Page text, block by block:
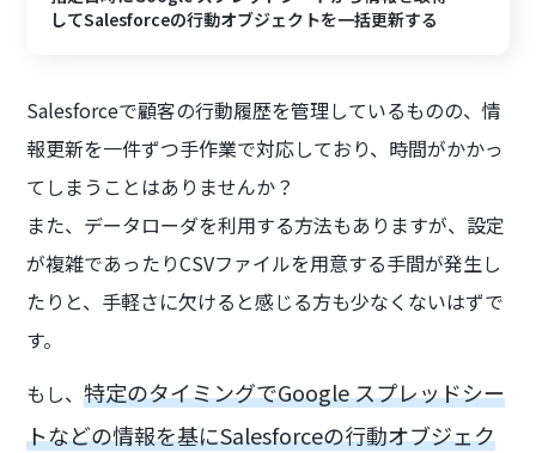
してSalesforceの行動オブジェクトを一括更新する
Salesforceで顧客の行動履歴を管理しているものの、情
報更新を一件ずつ手作業で対応しており、時間がかかっ
てしまうことはありませんか？
また、データローダを利用する方法もありますが、設定
が複雑であったりCSVファイルを用意する手間が発生し
たりと、手軽さに欠けると感じる方も少なくないはずで
す。
もし、特定のタイミングでGoogle スプレッドシー
トなどの情報を基にSalesforceの行動オブジェク